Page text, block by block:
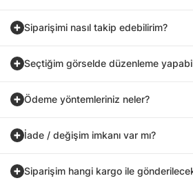
Siparişimi nasıl takip edebilirim?
Seçtiğim görselde düzenleme
Ödeme yöntemleriniz neler?
İade / değişim imkanı var mı?
Siparişim hangi kargo ile